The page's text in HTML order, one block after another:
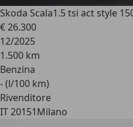
Skoda Scala1.5 tsi act style
€ 26.300
12/2025
1.500 km
Benzina
- (l/100 km)
Rivenditore
IT 20151Milano